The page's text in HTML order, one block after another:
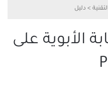
> دليل
الأبوية على